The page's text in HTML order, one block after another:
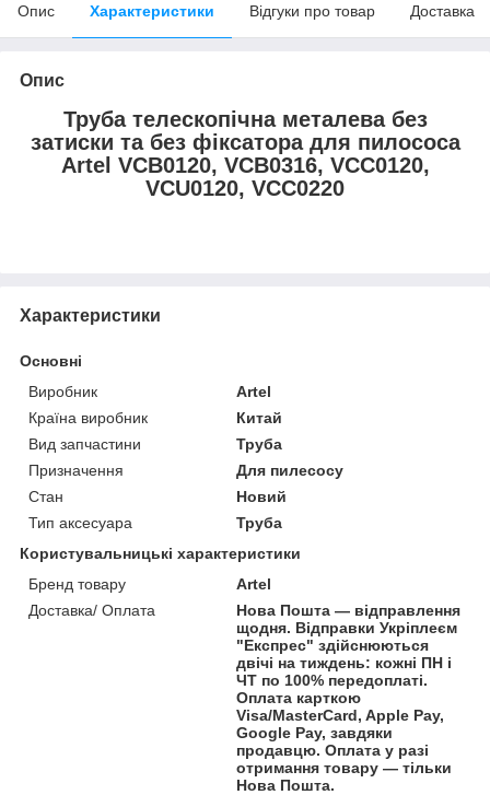
Опис Характеристики Відгуки про товар Доставка
Опис
Труба телескопічна металева без
затиски та без фіксатора для пилососа
Artel VCB0120, VCB0316, VCC0120,
VCU0120, VCC0220
Характеристики
Основні
Виробник
Artel
Країна виробник
Китай
Вид запчастини
Труба
Призначення
Для пилесосу
Стан
Новий
Тип аксесуара
Труба
Користувальницькі характеристики
Бренд товару
Artel
Доставка/ Оплата
Нова Пошта — відправлення
щодня. Відправки Укріплеєм
"Експрес" здійснюються
двічі на тиждень: кожні ПН і
ЧТ по 100% передоплаті.
Оплата карткою
Visa/MasterCard, Apple Pay,
Google Pay, завдяки
продавцю. Оплата у разі
отримання товару — тільки
Нова Пошта.